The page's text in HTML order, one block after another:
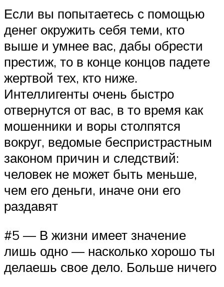
Если вы попытаетесь с помощью
денег окружить себя теми, кто
выше и умнее вас, дабы обрести
престиж, то в конце концов падете
жертвой тех, кто ниже.
Интеллигенты очень быстро
отвернутся от вас, в то время как
мошенники и воры столпятся
вокруг, ведомые беспристрастным
законом причин и следствий:
человек не может быть меньше,
чем его деньги, иначе они его
раздавят
#5 — В жизни имеет значение
лишь одно — насколько хорошо ты
делаешь свое дело. Больше ничего